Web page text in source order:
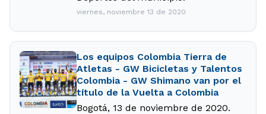
viernes, noviembre 13 de 2020
Los equipos Colombia Tierra de
Atletas - GW Bicicletas y Talentos
Colombia - GW Shimano van por el
título de la Vuelta a Colombia
Bogotá, 13 de noviembre de 2020.